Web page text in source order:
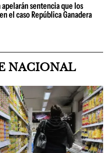
sentencia que los
el caso República Ganadera
NACIONAL